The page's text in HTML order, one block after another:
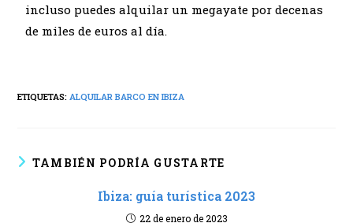
incluso puedes alquilar un megayate por decenas
de miles de euros al día.
ETIQUETAS:ALQUILAR BARCO EN IBIZA
TAMBIÉN PODRÍA GUSTARTE
Ibiza: guía turística 2023
22 de enero de 2023